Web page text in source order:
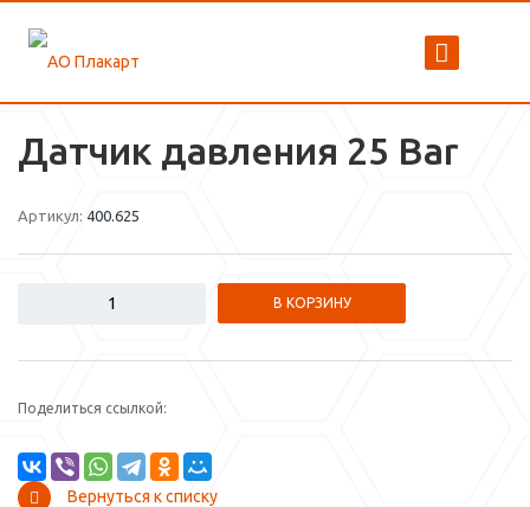
Датчик давления 25 Bar
Артикул: 400.625
В КОРЗИНУ
Поделиться ссылкой:
Вернуться к списку